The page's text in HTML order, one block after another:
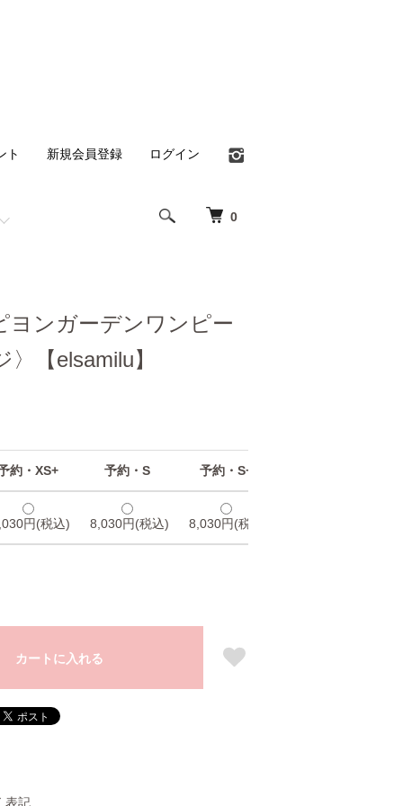
0
ト 新規会員登録 ログイン
ヨンガーデンワンピー
【elsamilu】
約・XS+ 予約・S 予約・S+
円(税込) 8,030円(税込) 8,030円(税込)
カートに入れる
表記